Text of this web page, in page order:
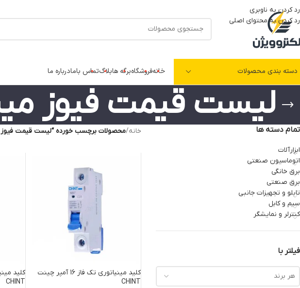
رد کردن به ناوبری
رد کردن به محتوای اصلی
دسته بندی محصولات خانهفروشگاهبرگه هابلاگتماس بامادرباره ما
لیست قیمت فیوز
تمام دسته ها
ابزارآلات
اتوماسیون صنعتی
برق خانگی
برق صنعتی
تابلو و تجهیزات جانبی
سیم و کابل
کنترلر و نمایشگر
فیلتر با
هر برند
خانه/محصولات برچسب خورده “لیست قیمت فیوز
کلید مینیاتوری تک فاز 16 آمپر چینت
CHINT
CHINT